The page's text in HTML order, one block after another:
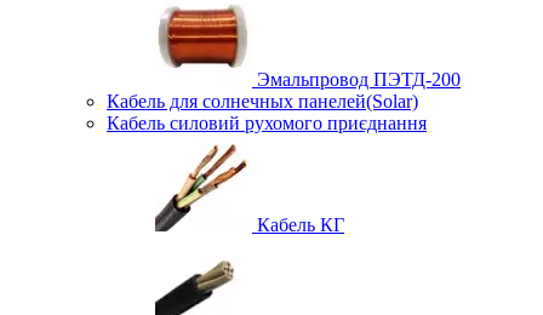
Эмальпровод ПЭТД-200
Кабель для солнечных панелей(Solar)
Кабель силовий рухомого приєднання
Кабель КГ